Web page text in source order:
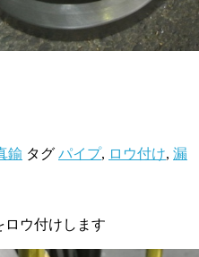
鍮 タグ パイプ, ロウ付け, 漏
ウ付けします